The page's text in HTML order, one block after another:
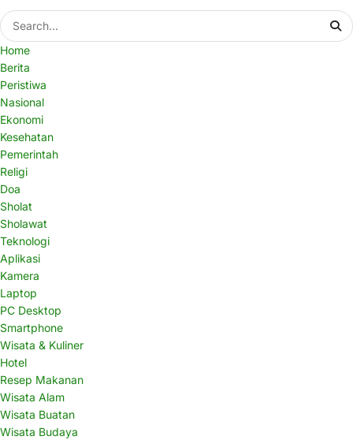
Home
Berita
Peristiwa
Nasional
Ekonomi
Kesehatan
Pemerintah
Religi
Doa
Sholat
Sholawat
Teknologi
Aplikasi
Kamera
Laptop
PC Desktop
Smartphone
Wisata & Kuliner
Hotel
Resep Makanan
Wisata Alam
Wisata Buatan
Wisata Budaya